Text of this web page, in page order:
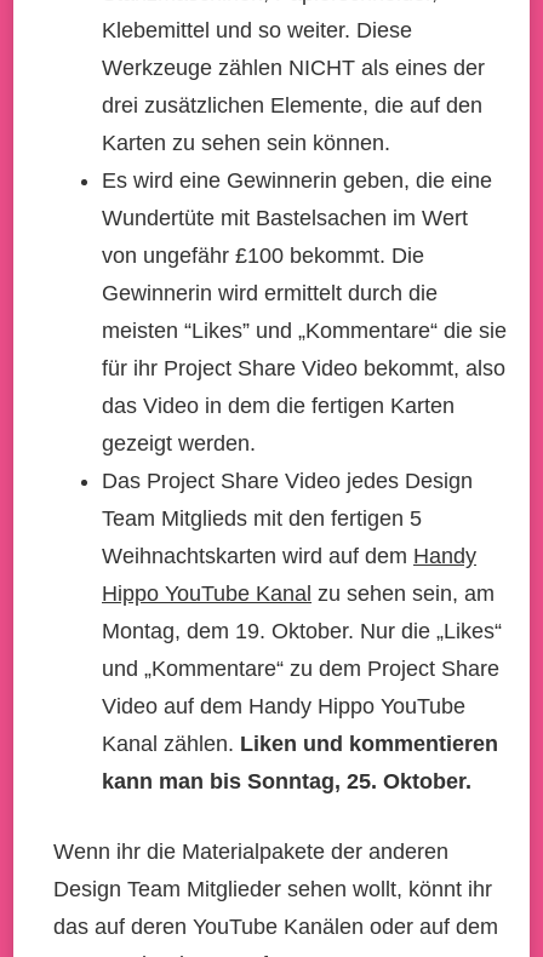
Klebemittel und so weiter. Diese
Werkzeuge zählen NICHT als eines der
drei zusätzlichen Elemente, die auf den
Karten zu sehen sein können.
Es wird eine Gewinnerin geben, die eine
Wundertüte mit Bastelsachen im Wert
von ungefähr £100 bekommt. Die
Gewinnerin wird ermittelt durch die
meisten “Likes” und „Kommentare“ die sie
für ihr Project Share Video bekommt, also
das Video in dem die fertigen Karten
gezeigt werden.
Das Project Share Video jedes Design
Team Mitglieds mit den fertigen 5
Weihnachtskarten wird auf dem Handy
Hippo YouTube Kanal zu sehen sein, am
Montag, dem 19. Oktober. Nur die „Likes“
und „Kommentare“ zu dem Project Share
Video auf dem Handy Hippo YouTube
Kanal zählen. Liken und kommentieren
kann man bis Sonntag, 25. Oktober.
Wenn ihr die Materialpakete der anderen
Design Team Mitglieder sehen wollt, könnt ihr
das auf deren YouTube Kanälen oder auf dem